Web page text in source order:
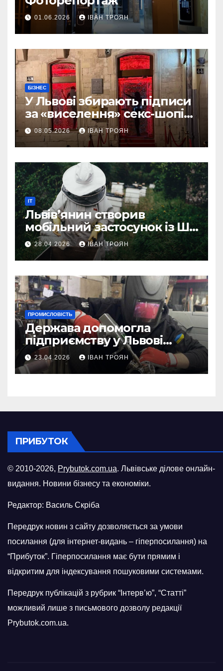
01.06.2026 ІВАН ТРОЯН
БІЗНЕС
У Львові збирають підписи
за «виселення» секс-шопів
із центру міста
08.05.2026 ІВАН ТРОЯН
IT
Львів’янин створив
мобільний застосунок із ШІ-
асистентом для бджолярів
28.04.2026 ІВАН ТРОЯН
ПРОМИСЛОВІСТЬ
Держава допомогла
підприємству у Львові
відновити виробничі
потужності після атаки
російського БПЛА
23.04.2026 ІВАН ТРОЯН
ПРИБУТОК
© 2010-2026, Prybutok.com.ua. Львівське ділове онлайн-
видання. Новини бізнесу та економіки.
Редактор: Василь Скріба
Передрук новин з сайту дозволяється за умови
посилання (для інтернет-видань – гіперпосилання) на
“Прибуток”. Гіперпосилання має бути прямим і
відкритим для індексування пошуковими системами.
Передрук публікацій з рубрик “Інтерв’ю”, “Статті”
можливий лише з письмового дозволу редакції
Prybutok.com.ua.